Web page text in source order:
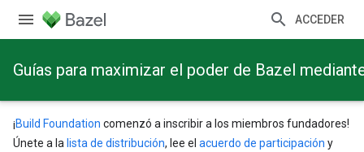
ACCEDER
Guías para maximizar el poder de Bazel
¡Build Foundation comenzó a inscribir a los miembros fundadores!
Únete a la lista de distribución, lee el acuerdo de participación y